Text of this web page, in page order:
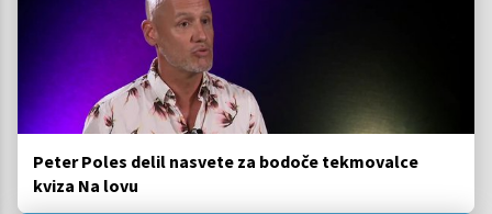
Peter Poles delil nasvete za bodoče tekmovalce
kviza Na lovu